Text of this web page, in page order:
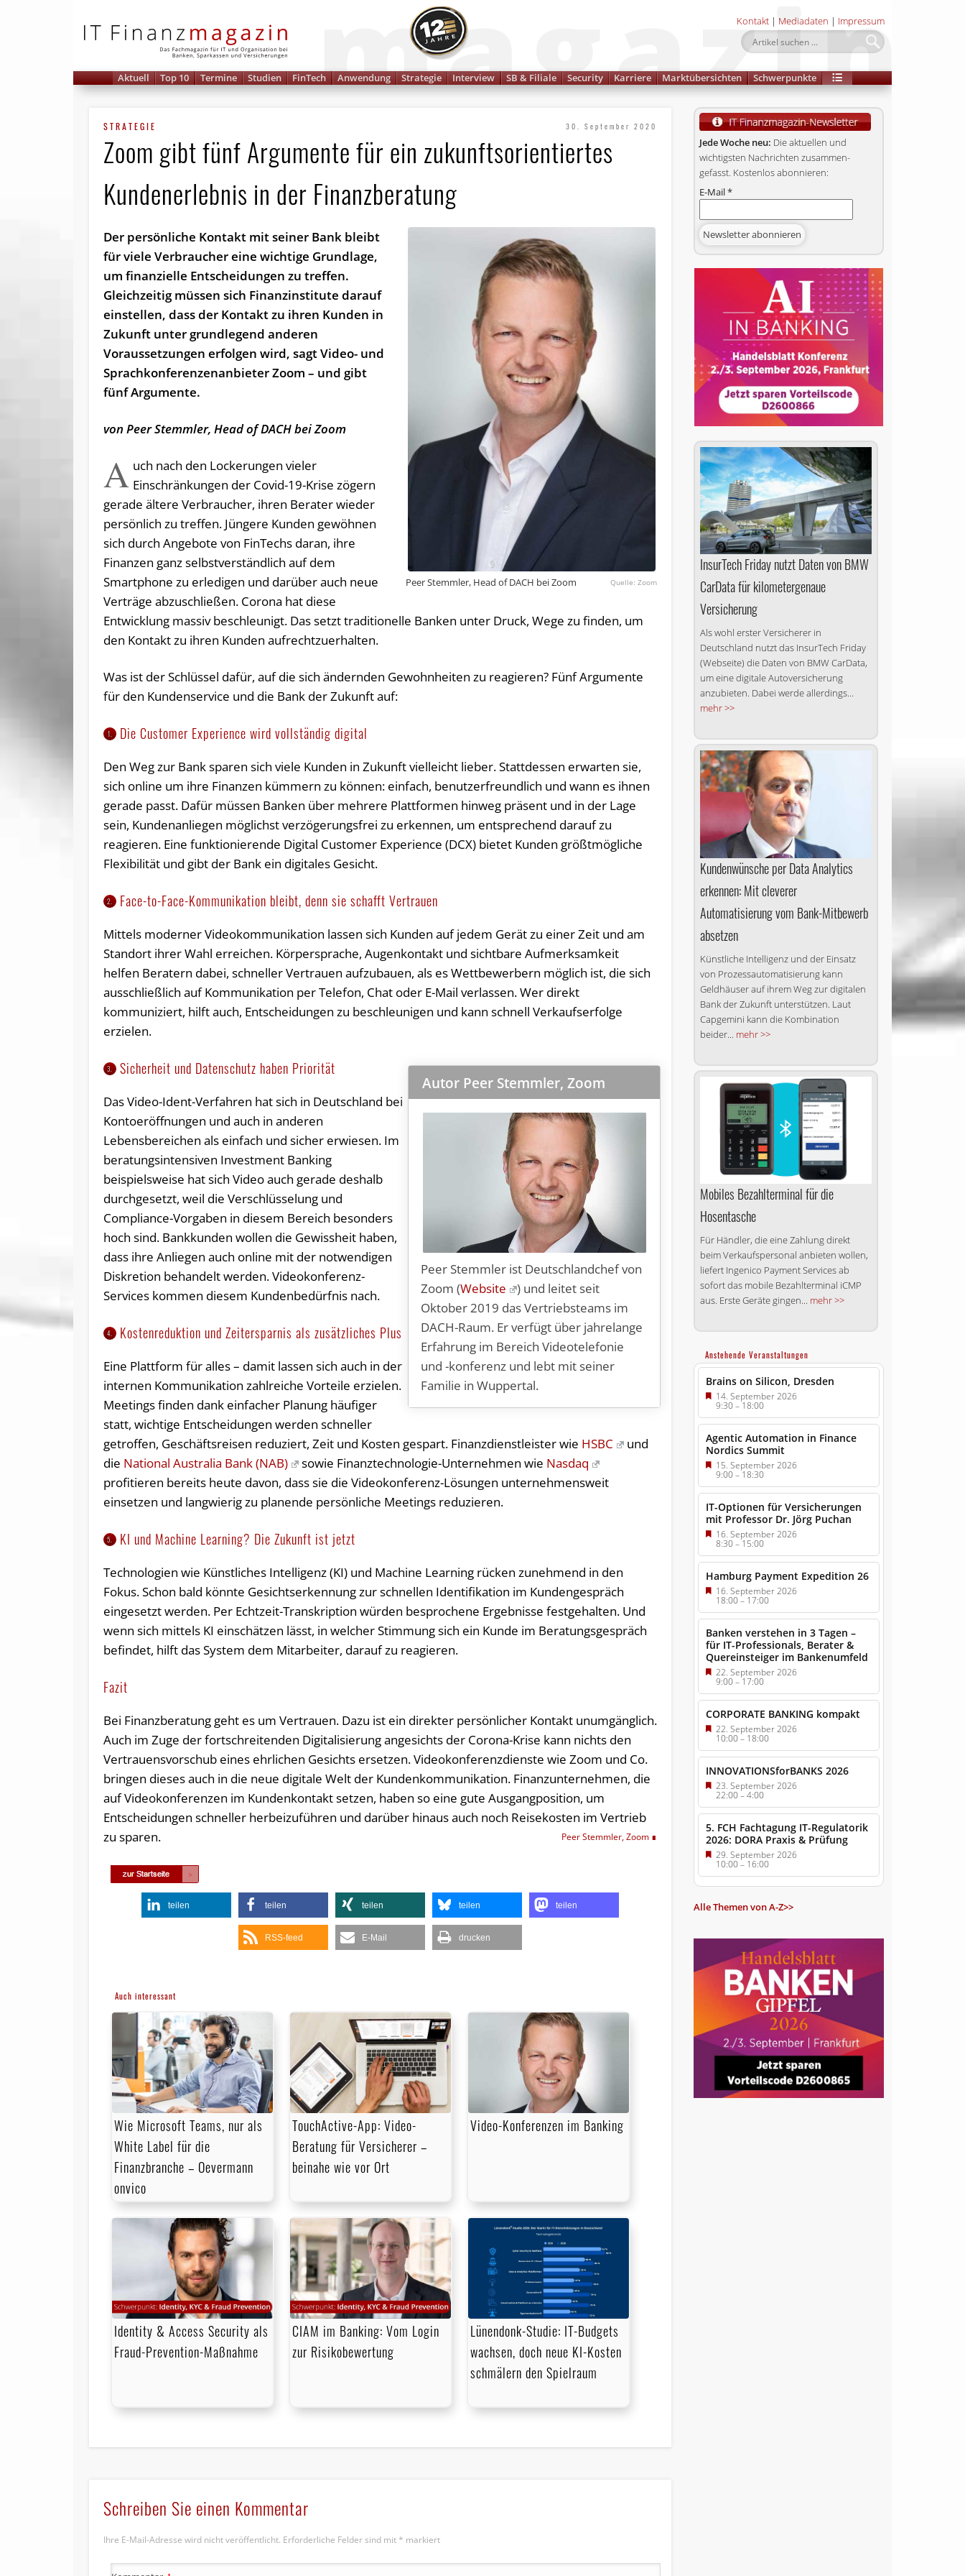
Kontakt | Mediadaten | Impressum
Aktuell Top 10 Termine Studien FinTech Anwendung Strategie Interview SB & Filiale Security Karriere Marktübersichten Schwerpunkte
STRATEGIE 30. September 2020
Zoom gibt fünf Argumente für ein zukunftsorientiertes
Kundenerlebnis in der Finanzberatung
Peer Stemmler, Head of DACH bei Zoom Zoom
Der persönliche Kontakt mit seiner Bank bleibt
für viele Verbraucher eine wichtige Grundlage,
um finanzielle Entscheidungen zu treffen.
Gleichzeitig müssen sich Finanzinstitute darauf
einstellen, dass der Kontakt zu ihren Kunden in
Zukunft unter grundlegend anderen
Voraussetzungen erfolgen wird, sagt Video- und
Sprachkonferenzenanbieter Zoom – und gibt
fünf Argumente.
von Peer Stemmler, Head of DACH bei Zoom
A uch nach den Lockerungen vieler
Einschränkungen der Covid-19-Krise zögern
gerade ältere Verbraucher, ihren Berater wieder
persönlich zu treffen. Jüngere Kunden gewöhnen
sich durch Angebote von FinTechs daran, ihre
Finanzen ganz selbstverständlich auf dem
Smartphone zu erledigen und darüber auch neue
Verträge abzuschließen. Corona hat diese
Entwicklung massiv beschleunigt. Das setzt traditionelle Banken unter Druck, Wege zu finden, um
den Kontakt zu ihren Kunden aufrechtzuerhalten.
Was ist der Schlüssel dafür, auf die sich ändernden Gewohnheiten zu reagieren? Fünf Argumente
für den Kundenservice und die Bank der Zukunft auf:
1. Die Customer Experience wird vollständig digital
Den Weg zur Bank sparen sich viele Kunden in Zukunft vielleicht lieber. Stattdessen erwarten sie,
sich online um ihre Finanzen kümmern zu können: einfach, benutzerfreundlich und wann es ihnen
gerade passt. Dafür müssen Banken über mehrere Plattformen hinweg präsent und in der Lage
sein, Kundenanliegen möglichst verzögerungsfrei zu erkennen, um entsprechend darauf zu
reagieren. Eine funktionierende Digital Customer Experience (DCX) bietet Kunden größtmögliche
Flexibilität und gibt der Bank ein digitales Gesicht.
2. Face-to-Face-Kommunikation bleibt, denn sie schafft Vertrauen
Mittels moderner Videokommunikation lassen sich Kunden auf jedem Gerät zu einer Zeit und am
Standort ihrer Wahl erreichen. Körpersprache, Augenkontakt und sichtbare Aufmerksamkeit
helfen Beratern dabei, schneller Vertrauen aufzubauen, als es Wettbewerbern möglich ist, die sich
ausschließlich auf Kommunikation per Telefon, Chat oder E-Mail verlassen. Wer direkt
kommuniziert, hilft auch, Entscheidungen zu beschleunigen und kann schnell Verkaufserfolge
erzielen.
Autor Peer Stemmler, Zoom
Peer Stemmler ist Deutschlandchef von
Zoom (Website
) und leitet seit
Oktober 2019 das Vertriebsteams im
DACH-Raum. Er verfügt über jahrelange
Erfahrung im Bereich Videotelefonie
und -konferenz und lebt mit seiner
Familie in Wuppertal.
3. Sicherheit und Datenschutz haben Priorität
Das Video-Ident-Verfahren hat sich in Deutschland bei
Kontoeröffnungen und auch in anderen
Lebensbereichen als einfach und sicher erwiesen. Im
beratungsintensiven Investment Banking
beispielsweise hat sich Video auch gerade deshalb
durchgesetzt, weil die Verschlüsselung und
Compliance-Vorgaben in diesem Bereich besonders
hoch sind. Bankkunden wollen die Gewissheit haben,
dass ihre Anliegen auch online mit der notwendigen
Diskretion behandelt werden. Videokonferenz-
Services kommen diesem Kundenbedürfnis nach.
4. Kostenreduktion und Zeitersparnis als zusätzliches Plus
Eine Plattform für alles – damit lassen sich auch in der
internen Kommunikation zahlreiche Vorteile erzielen.
Meetings finden dank einfacher Planung häufiger
statt, wichtige Entscheidungen werden schneller
getroffen, Geschäftsreisen reduziert, Zeit und Kosten gespart. Finanzdienstleister wie HSBC
und
die National Australia Bank (NAB) sowie Finanztechnologie-Unternehmen wie Nasdaq
profitieren bereits heute davon, dass sie die Videokonferenz-Lösungen unternehmensweit
einsetzen und langwierig zu planende persönliche Meetings reduzieren.
5. KI und Machine Learning? Die Zukunft ist jetzt
Technologien wie Künstliches Intelligenz (KI) und Machine Learning rücken zunehmend in den
Fokus. Schon bald könnte Gesichtserkennung zur schnellen Identifikation im Kundengespräch
eingesetzt werden. Per Echtzeit-Transkription würden besprochene Ergebnisse festgehalten. Und
wenn sich mittels KI einschätzen lässt, in welcher Stimmung sich ein Kunde im Beratungsgespräch
befindet, hilft das System dem Mitarbeiter, darauf zu reagieren.
Fazit
Bei Finanzberatung geht es um Vertrauen. Dazu ist ein direkter persönlicher Kontakt unumgänglich.
Auch im Zuge der fortschreitenden Digitalisierung angesichts der Corona-Krise kann nichts den
Vertrauensvorschub eines ehrlichen Gesichts ersetzen. Videokonferenzdienste wie Zoom und Co.
bringen dieses auch in die neue digitale Welt der Kundenkommunikation. Finanzunternehmen, die
auf Videokonferenzen im Kundenkontakt setzen, haben so eine gute Ausgangposition, um
Entscheidungen schneller herbeizuführen und darüber hinaus auch noch Reisekosten im Vertrieb
zu sparen.
Peer Stemmler, Zoom
teilen teilen teilen teilen teilen
RSS-feed E-Mail drucken
Auch interessant
Wie Microsoft Teams, nur als
White Label für die
Finanzbranche – Oevermann
onvico
TouchActive-App: Video-
Beratung für Versicherer –
beinahe wie vor Ort
Video-Konferenzen im Banking
Identity & Access Security als
Fraud-Prevention-Maßnahme
CIAM im Banking: Vom Login
zur Risikobewertung
Lünendonk-Studie: IT-Budgets
wachsen, doch neue KI-Kosten
schmälern den Spielraum
Schreiben Sie einen Kommentar
Ihre E-Mail-Adresse wird nicht veröffentlicht. Erforderliche Felder sind mit * markiert
Jede Woche neu: Die aktuellen und
wichtigsten Nachrichten zusammen­
gefasst. Kostenlos abonnieren:
E-Mail*
InsurTech Friday nutzt Daten von BMW
CarData für kilometergenaue
Versicherung
Als wohl erster Versicherer in
Deutschland nutzt das InsurTech Friday
(Webseite) die Daten von BMW CarData,
um eine digitale Autoversicherung
anzubieten. Dabei werde allerdings...
mehr >>
Kundenwünsche per Data Analytics
erkennen: Mit cleverer
Automatisierung vom Bank-Mitbewerb
absetzen
Künstliche Intelligenz und der Einsatz
von Prozessautomatisierung kann
Geldhäuser auf ihrem Weg zur digitalen
Bank der Zukunft unterstützen. Laut
Capgemini kann die Kombination
beider... mehr >>
Mobiles Bezahlterminal für die
Hosentasche
Für Händler, die eine Zahlung direkt
beim Verkaufspersonal anbieten wollen,
liefert Ingenico Payment Services ab
sofort das mobile Bezahlterminal iCMP
aus. Erste Geräte gingen... mehr >>
Anstehende Veranstaltungen
Brains on Silicon, Dresden
14. September 2026
9:30–18:00
Agentic Automation in Finance
Nordics Summit
15. September 2026
9:00–18:30
IT-Optionen für Versicherungen
mit Professor Dr. Jörg Puchan
16. September 2026
8:30–15:00
Hamburg Payment Expedition 26
16. September 2026
18:00– 17:00
Banken verstehen in 3 Tagen –
für IT-Professionals, Berater &
Quereinsteiger im Bankenumfeld
22. September 2026
9:00–17:00
CORPORATE BANKING kompakt
22. September 2026
10:00– 18:00
INNOVATIONSforBANKS 2026
23. September 2026
22:00–4:00
5. FCH Fachtagung IT-Regulatorik
2026: DORA Praxis & Prüfung
29. September 2026
10:00– 16:00
Alle Themen von A-Z>>